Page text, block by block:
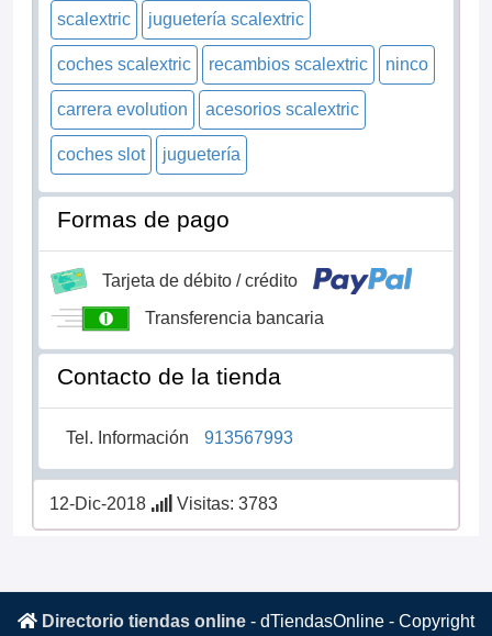
scalextric juguetería scalextric
coches scalextric recambios scalextric ninco
carrera evolution acesorios scalextric
coches slot juguetería
Formas de pago
Tarjeta de débito / crédito
Transferencia bancaria
Contacto de la tienda
Tel. Información 913567993
12-Dic-2018 Visitas: 3783
Directorio tiendas online - dTiendasOnline - Copyright